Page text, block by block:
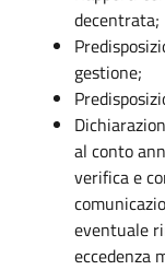
decentrata;
gestione;
al conto
verifica e
eventuale
eccedenza